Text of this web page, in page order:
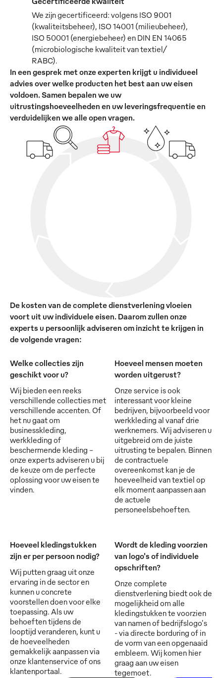
We zijn gecertificeerd: volgens ISO 9001
(kwaliteitsbeheer), ISO 14001 (milieubeheer),
ISO 50001 (energiebeheer) en DIN EN 14065
(microbiologische kwaliteit van textiel/
RABC).
In een gesprek met onze experten krijgt u individueel
advies over welke producten het best aan uw eisen
voldoen. Samen bepalen we uw
uitrustingshoeveelheden en uw leveringsfrequentie en
verduidelijken we alle open vragen.
De kosten van de complete dienstverlening vloeien
voort uit uw individuele eisen. Daarom zullen onze
experts u persoonlijk adviseren om inzicht te krijgen in
de volgende vragen:
Welke collecties zijn
geschikt voor u?
Wij bieden een reeks
verschillende collecties met
verschillende accenten. Of
het nu gaat om
businesskleding,
werkkleding of
beschermende kleding -
onze experts adviseren u bij
de keuze om de perfecte
oplossing voor uw eisen te
vinden.
Hoeveel mensen moeten
worden uitgerust?
Onze service is ook
interessant voor kleine
bedrijven, bijvoorbeeld voor
werkkleding al vanaf drie
werknemers. Wij adviseren u
uitgebreid om de juiste
uitrusting te bepalen. Binnen
de contractuele
overeenkomst kan je de
hoeveelheid van textiel op
elk moment aanpassen aan
de actuele
personeelsbehoeften.
Hoeveel kledingstukken
zijn er per persoon nodig?
Wij putten graag uit onze
ervaring in de sector en
kunnen u concrete
voorstellen doen voor elke
toepassing. Als uw
behoeften tijdens de
looptijd veranderen, kunt u
de hoeveelheden
gemakkelijk aanpassen via
onze klantenservice of ons
klantenportaal.
Wordt de kleding voorzien
van logo's of individuele
opschriften?
Onze complete
dienstverlening biedt ook de
mogelijkheid om alle
kledingstukken te voorzien
van namen of bedrijfslogo's
- via directe borduring of in
de vorm van een opgenaaid
embleem. Wij komen hier
graag aan uw eisen
tegemoet.